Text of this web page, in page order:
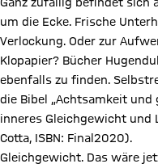
um die Ecke. Frische
Verlockung. Oder zur
Klopapier? Bücher
ebenfalls zu finden.
die Bibel „Achtsamkeit und
inneres Gleichgewicht und
Cotta, ISBN: Final2020).
Gleichgewicht. Das wäre